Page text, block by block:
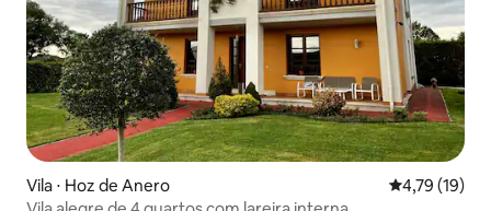
Vila ⋅ Hoz de Anero 4,79 de uma
4,79 (19)